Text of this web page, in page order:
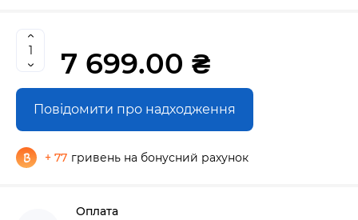
7 699.00 ₴
Повідомити про надходження
+ 77 гривень на бонусний рахунок
Оплата